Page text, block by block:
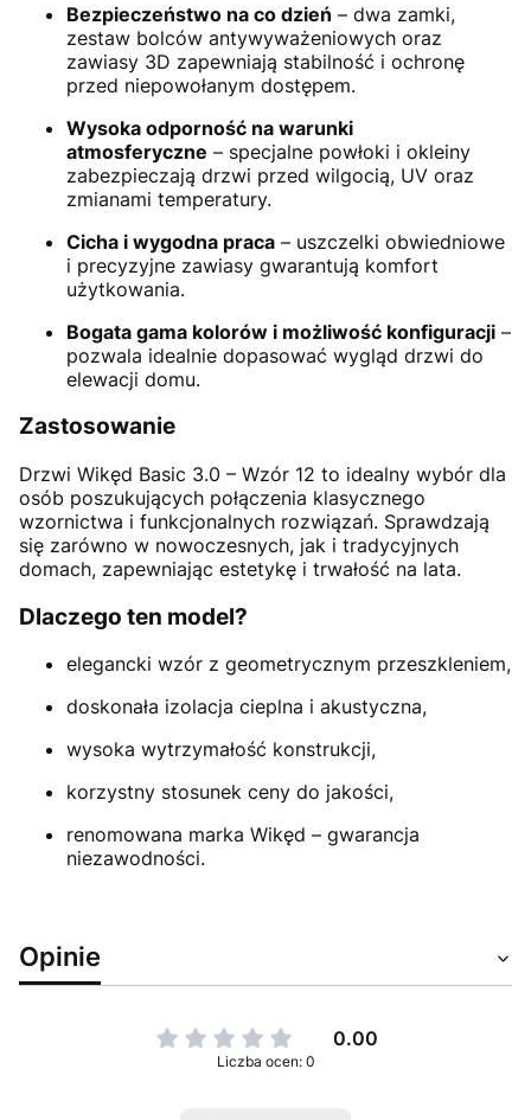
Bezpieczeństwo na co dzień – dwa zamki,
zestaw bolców antywyważeniowych oraz
zawiasy 3D zapewniają stabilność i ochronę
przed niepowołanym dostępem.
Wysoka odporność na warunki
atmosferyczne – specjalne powłoki i okleiny
zabezpieczają drzwi przed wilgocią, UV oraz
zmianami temperatury.
Cicha i wygodna praca – uszczelki obwiedniowe
i precyzyjne zawiasy gwarantują komfort
użytkowania.
Bogata gama kolorów i możliwość konfiguracji –
pozwala idealnie dopasować wygląd drzwi do
elewacji domu.
Zastosowanie
Drzwi Wikęd Basic 3.0 – Wzór 12 to idealny wybór dla
osób poszukujących połączenia klasycznego
wzornictwa i funkcjonalnych rozwiązań. Sprawdzają
się zarówno w nowoczesnych, jak i tradycyjnych
domach, zapewniając estetykę i trwałość na lata.
Dlaczego ten model?
elegancki wzór z geometrycznym przeszkleniem,
doskonała izolacja cieplna i akustyczna,
wysoka wytrzymałość konstrukcji,
korzystny stosunek ceny do jakości,
renomowana marka Wikęd – gwarancja
niezawodności.
Opinie
0.00
Liczba ocen: 0